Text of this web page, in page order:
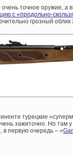
точное оружие, а
с «продольно-
грозный облик
турецкие
зажиточно. Но там
первую очередь – «